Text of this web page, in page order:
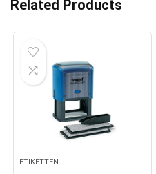
Related Products
ETIKETTEN